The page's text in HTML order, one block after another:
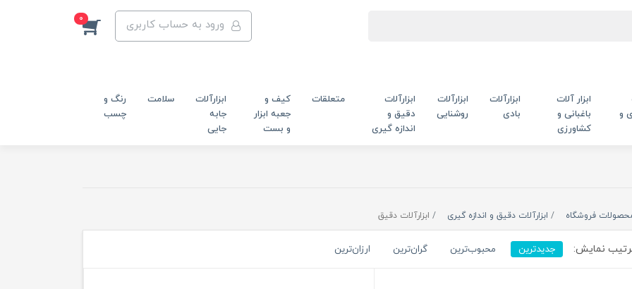
ورود به حساب کاربری 0
و
ابزار آلات
باغبانی و
کشاورزی
ابزارآلات
بادی
ابزارآلات
روشنایی
ابزارآلات
دقیق و
اندازه گیری
متعلقات
کیف و
جعبه ابزار
و بست
ابزارآلات
جابه
جایی
سلامت
رنگ و
چسب
فروشگاه ابزارآلات دقیق و اندازه گیری ابزارآلات دقیق
نمایش: جدیدترین محبوب‌ترین گران‌ترین ارزان‌ترین